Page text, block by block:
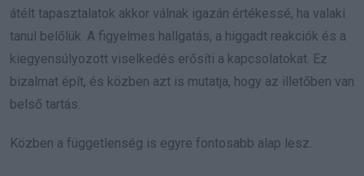
átélt tapasztalatok akkor válnak igazán értékessé, ha valaki
tanul belőlük. A figyelmes hallgatás, a higgadt reakciók és a
kiegyensúlyozott viselkedés erősíti a kapcsolatokat. Ez
bizalmat épít, és közben azt is mutatja, hogy az illetőben van
belső tartás.
Közben a függetlenség is egyre fontosabb alap lesz.